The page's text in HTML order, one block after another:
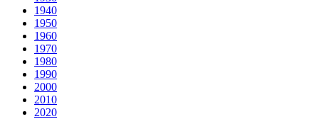
1940
1950
1960
1970
1980
1990
2000
2010
2020